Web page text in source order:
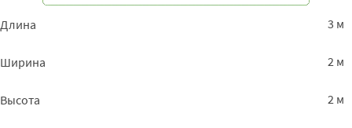
Длина 3 м
Ширина 2 м
Высота 2 м